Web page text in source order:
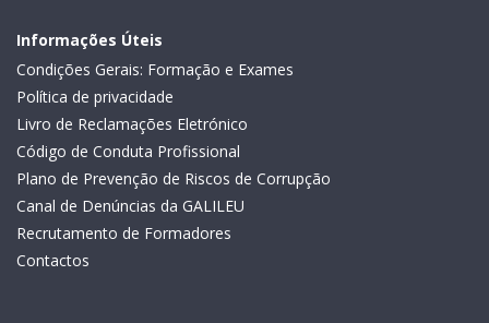
Informações Úteis
Condições Gerais: Formação e Exames
Política de privacidade
Livro de Reclamações Eletrónico
Código de Conduta Profissional
Plano de Prevenção de Riscos de Corrupção
Canal de Denúncias da GALILEU
Recrutamento de Formadores
Contactos